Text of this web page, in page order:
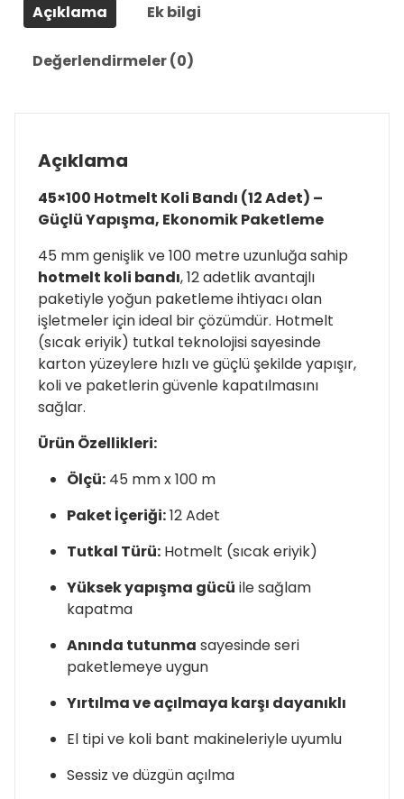
Açıklama Ek bilgi
Değerlendirmeler (0)
Açıklama
45×100 Hotmelt Koli Bandı (12 Adet) –
Güçlü Yapışma, Ekonomik Paketleme
45 mm genişlik ve 100 metre uzunluğa sahip
hotmelt koli bandı, 12 adetlik avantajlı
paketiyle yoğun paketleme ihtiyacı olan
işletmeler için ideal bir çözümdür. Hotmelt
(sıcak eriyik) tutkal teknolojisi sayesinde
karton yüzeylere hızlı ve güçlü şekilde yapışır,
koli ve paketlerin güvenle kapatılmasını
sağlar.
Ürün Özellikleri:
Ölçü: 45 mm x 100 m
Paket İçeriği:12 Adet
Tutkal Türü: Hotmelt (sıcak eriyik)
Yüksek yapışma gücü ile sağlam
kapatma
Anında tutunma sayesinde seri
paketlemeye uygun
Yırtılma ve açılmaya karşı dayanıklı
El tipi ve koli bant makineleriyle uyumlu
Sessiz ve düzgün açılma